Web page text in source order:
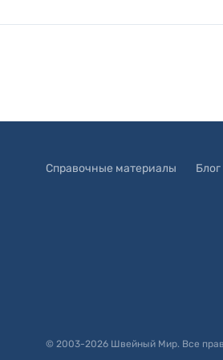
Справочные материалы Блог
© 2003-2026 Швейный Мир. Все